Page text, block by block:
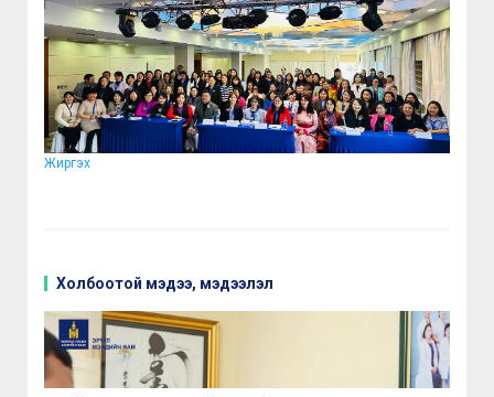
Жиргэх
Холбоотой мэдээ, мэдээлэл